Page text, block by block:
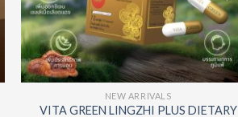
NEW ARRIVALS
VITA GREEN LINGZHI PLUS DIETARY